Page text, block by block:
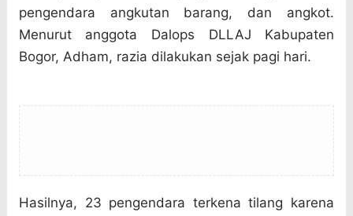
pengendara angkutan barang, dan angkot.
Menurut anggota Dalops DLLAJ Kabupaten
Bogor, Adham, razia dilakukan sejak pagi hari.
Hasilnya, 23 pengendara terkena tilang karena